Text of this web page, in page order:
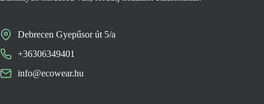
Debrecen Gyepűsor út 5/a
+36306349401
info@ecowear.hu